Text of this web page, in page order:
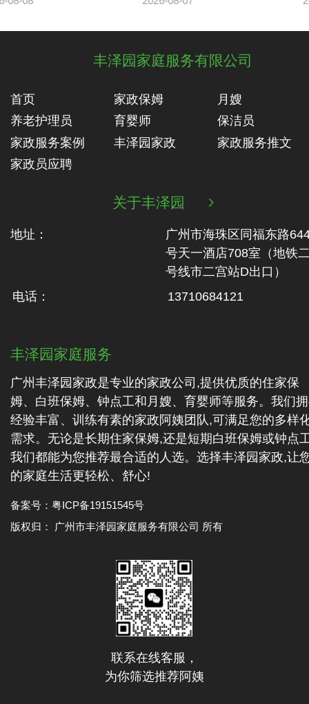
丰泽园家庭服务有限公司
首页 家政保姆
月嫂
养老护理员
育婴师
保洁员
家政服务案例
丰泽园家政
家政服务推文
家政员应聘
关于丰泽园 
地址：
广州市海珠区同福东路
号天一酒店708室（地铁‬
号线市二‬宫站D出口）
电话：
13710684121
丰泽园家庭服务
广州丰泽园家政是专业的家政公司,提供优质的住家保
姆、白班保姆、钟点工和月嫂、育婴师等服务。我们
经验丰富、训练有素的家政阿姨团队,可满足您的多样
需求。无论是长期住家保姆,还是短期白班保姆或钟点
我们都能为您推荐最合适的人选。选择丰泽园家政,让
的家庭生活更轻松、舒心!
备案号： 粤ICP备19151545号
版权归： 广州市丰泽园家庭服务有限公司 所有
联系在线客服，
为你筛选推荐阿姨